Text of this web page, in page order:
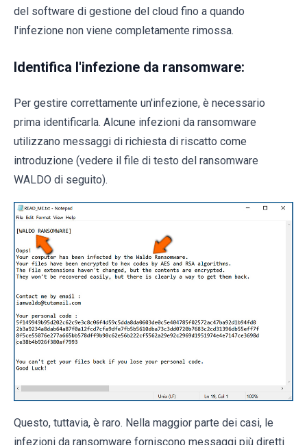
del software di gestione del cloud fino a quando
l'infezione non viene completamente rimossa.
Identifica l'infezione da ransomware:
Per gestire correttamente un'infezione, è necessario
prima identificarla. Alcune infezioni da ransomware
utilizzano messaggi di richiesta di riscatto come
introduzione (vedere il file di testo del ransomware
WALDO di seguito).
Questo, tuttavia, è raro. Nella maggior parte dei casi, le
infezioni da ransomware forniscono messaggi più diretti